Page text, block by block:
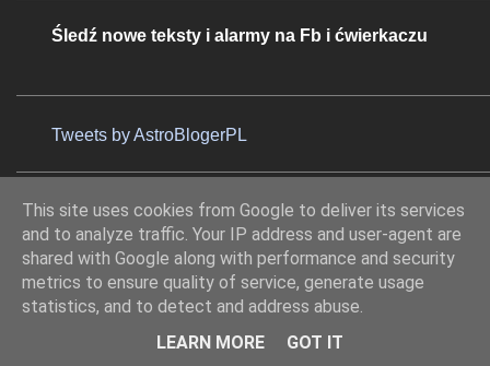
Śledź nowe teksty i alarmy na Fb i ćwierkaczu
Tweets by AstroBlogerPL
Obserwatorzy
This site uses cookies from Google to deliver its services
and to analyze traffic. Your IP address and user-agent are
shared with Google along with performance and security
metrics to ensure quality of service, generate usage
statistics, and to detect and address abuse.
LEARN MORE
GOT IT